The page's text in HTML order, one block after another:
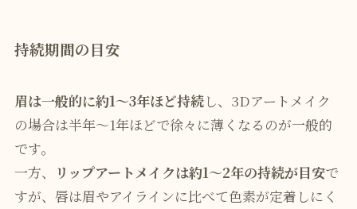
持続期間の目安
眉は一般的に約1〜3年ほど持続し、3Dアートメイク
の場合は半年〜1年ほどで徐々に薄くなるのが一般的
です。
一方、 リップアートメイクは約1〜2年の持続が目安で
すが、唇は眉やアイラインに比べて色素が定着しにく